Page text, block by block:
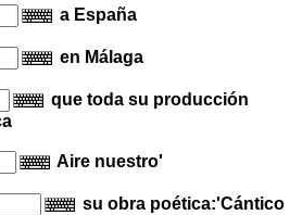
a España
en Málaga
que toda su producción
Aire nuestro'
su obra poética:'Cántico